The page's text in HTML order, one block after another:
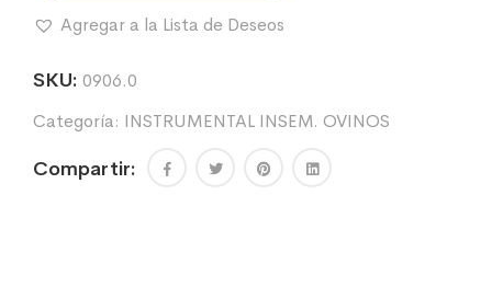
Agregar a la Lista de Deseos
SKU: 0906.0
Categoría: INSTRUMENTAL INSEM. OVINOS
Compartir: